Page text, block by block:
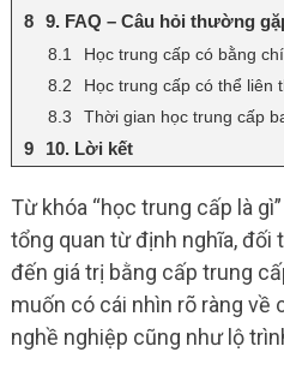
9. FAQ – Câu hỏi thường
Học trung cấp có bằng
Học trung cấp có thể liên
Thời gian học trung cấp
10. Lời kết
Từ khóa “học trung cấp là
tổng quan từ định nghĩa, đối
đến giá trị bằng cấp trung
muốn có cái nhìn rõ ràng về
nghề nghiệp cũng như lộ